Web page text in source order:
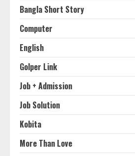
Bangla Short Story
Computer
English
Golper Link
Job + Admission
Job Solution
Kobita
More Than Love